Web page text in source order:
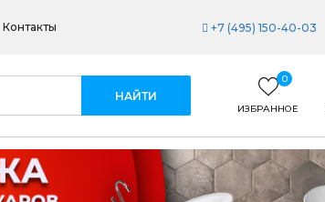
Контакты +7 (495) 150-40-03
0
ИЗБРАННОЕ